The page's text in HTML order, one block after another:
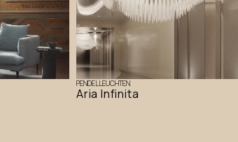
PENDELLEUCHTEN
Aria Infinita